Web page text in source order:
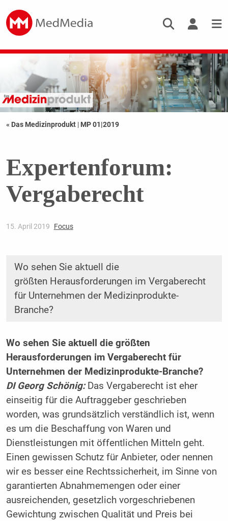
« Das Medizinprodukt | MP 01|2019
Expertenforum:
Vergaberecht
15. April 2019 Focus
Wo sehen Sie aktuell die
größten Herausforderungen im Vergaberecht
für Unternehmen der Medizinprodukte-
Branche?
Wo sehen Sie aktuell die größten
Herausforderungen im Vergaberecht für
Unternehmen der Medizin­produkte-Branche?
DI Georg Schönig:Das Vergaberecht ist eher
einseitig für die Auftraggeber geschrieben
worden, was grundsätzlich verständlich ist, wenn
es um die Beschaffung von Waren und
Dienstleistungen mit öffentlichen Mitteln geht.
Einen gewissen Schutz für Anbieter, oder nennen
wir es besser eine Rechtssicherheit, im Sinne von
garantierten Abnahmemengen oder einer
ausreichenden, gesetzlich vorgeschriebenen
Gewichtung zwischen Qualität und Preis bei